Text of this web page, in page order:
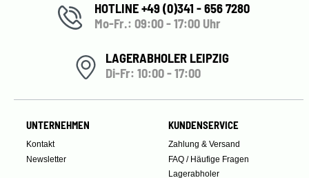
HOTLINE +49 (0)341 - 656 7280
Mo-Fr.: 09:00 - 17:00 Uhr
LAGERABHOLER LEIPZIG
Di-Fr: 10:00 - 17:00
UNTERNEHMEN
Kontakt
Newsletter
KUNDENSERVICE
Zahlung & Versand
FAQ / Häufige Fragen
Lagerabholer